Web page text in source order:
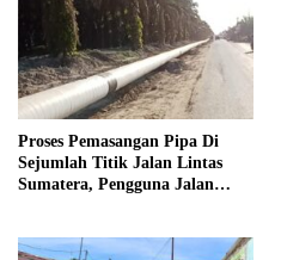
Proses Pemasangan Pipa Di
Sejumlah Titik Jalan Lintas
Sumatera, Pengguna Jalan